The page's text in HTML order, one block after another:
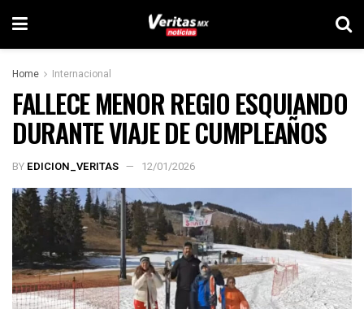
Home Internacional
FALLECE MENOR REGIO ESQUIANDO
DURANTE VIAJE DE CUMPLEAÑOS
BY EDICION_VERITAS 12/01/2026